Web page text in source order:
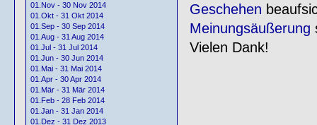
01.Nov - 30 Nov 2014
01.Okt - 31 Okt 2014
01.Sep - 30 Sep 2014
01.Aug - 31 Aug 2014
01.Jul - 31 Jul 2014
01.Jun - 30 Jun 2014
01.Mai - 31 Mai 2014
01.Apr - 30 Apr 2014
01.Mär - 31 Mär 2014
01.Feb - 28 Feb 2014
01.Jan - 31 Jan 2014
01.Dez - 31 Dez 2013
Geschehen
Meinungsäußerung
Vielen Dank!